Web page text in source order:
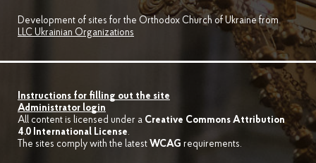
Development of sites for the Orthodox Church of Ukraine from
LLC Ukrainian Organizations
Instructions for filling out the site
Administrator login
All content is licensed under a Creative Commons Attribution
4.0 International License.
The sites comply with the latest WCAG requirements.